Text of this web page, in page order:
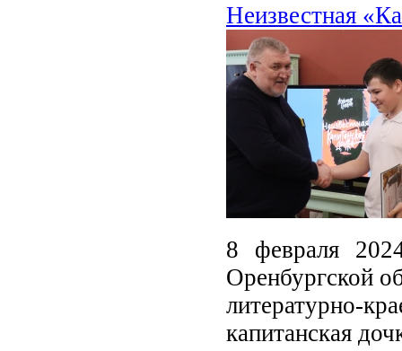
Неизвестная
8 февраля
Оренбургской
капитанская